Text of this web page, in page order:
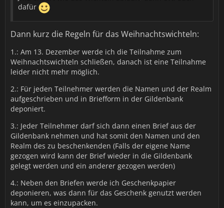
dafür
Dann kurz die Regeln für das Weihnachtswichteln:
1.: Am 13. Dezember werde ich die Teilnahme zum
Weihnachtswichteln schließen, danach ist eine Teilnahme
leider nicht mehr möglich.
2.: Für jeden Teilnehmer werden die Namen und der Realm
aufgeschrieben und in Briefform in der Gildenbank
deponiert.
3.: Jeder Teilnehmer darf sich dann einen Brief aus der
Gildenbank nehmen und hat somit den Namen und den
Realm des zu beschenkenden (Falls der eigene Name
gezogen wird kann der Brief wieder in die Gildenbank
gelegt werden und ein anderer gezogen werden)
4.: Neben den Briefen werde ich Geschenkpapier
deponieren, was dann für das Geschenk genutzt werden
kann, um es einzupacken.